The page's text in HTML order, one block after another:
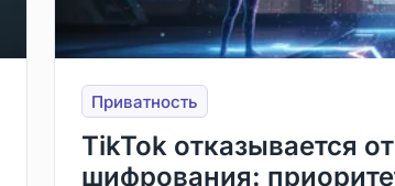
Приватность
TikTok отказывается
шифрования: